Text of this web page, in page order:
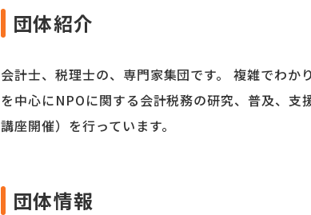
団体紹介
会計士、税理士の、専門家集団です。 複雑でわ
を中心にNPOに関する会計税務の研究、普及、
講座開催）を行っています。
団体情報